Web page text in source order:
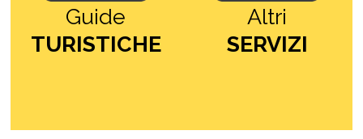
Guide
TURISTICHE
Altri
SERVIZI